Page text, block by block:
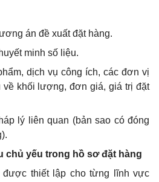
án đề xuất đặt hàng.
minh số liệu.
dịch vụ công ích, các đơn vị
về khối lượng, đơn giá, giá trị đặt
lý liên quan (bản sao có đóng
chủ yếu trong hồ sơ đặt hàng
thiết lập cho từng lĩnh vực